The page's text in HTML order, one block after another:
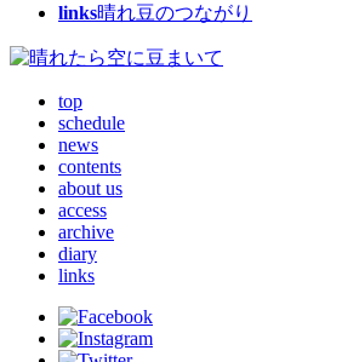
links晴れ豆のつながり
top
schedule
news
contents
about us
access
archive
diary
links